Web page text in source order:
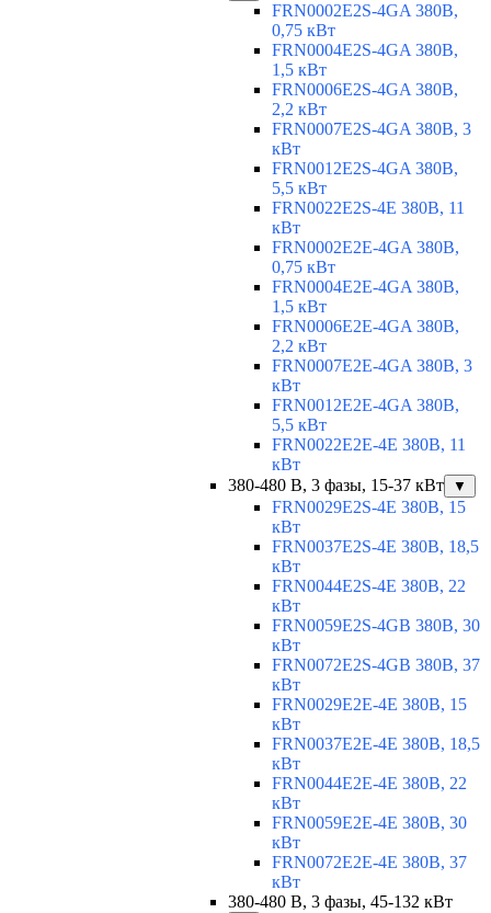
FRN0002E2S-4GA 380В,
0,75 кВт
FRN0004E2S-4GA 380В,
1,5 кВт
FRN0006E2S-4GA 380В,
2,2 кВт
FRN0007E2S-4GA 380В, 3
кВт
FRN0012E2S-4GA 380В,
5,5 кВт
FRN0022E2S-4E 380В, 11
кВт
FRN0002E2E-4GA 380В,
0,75 кВт
FRN0004E2E-4GA 380В,
1,5 кВт
FRN0006E2E-4GA 380В,
2,2 кВт
FRN0007E2E-4GA 380В, 3
кВт
FRN0012E2E-4GA 380В,
5,5 кВт
FRN0022E2E-4E 380В, 11
кВт
380-480 В, 3 фазы, 15-37 кВт
▼
FRN0029E2S-4E 380В, 15
кВт
FRN0037E2S-4E 380В, 18,5
кВт
FRN0044E2S-4E 380В, 22
кВт
FRN0059E2S-4GB 380В, 30
кВт
FRN0072E2S-4GB 380В, 37
кВт
FRN0029E2E-4E 380В, 15
кВт
FRN0037E2E-4E 380В, 18,5
кВт
FRN0044E2E-4E 380В, 22
кВт
FRN0059E2E-4E 380В, 30
кВт
FRN0072E2E-4E 380В, 37
кВт
380-480 В, 3 фазы, 45-132 кВт